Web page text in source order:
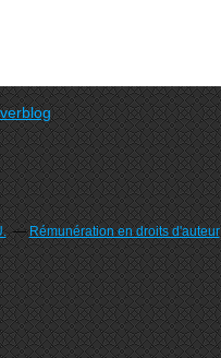
Rémunération en droits d'auteur